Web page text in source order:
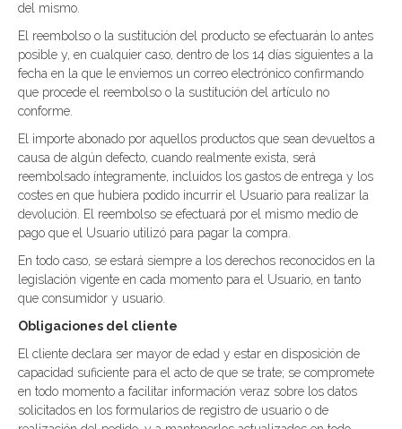
del mismo.
El reembolso o la sustitución del producto se efectuarán lo antes
posible y, en cualquier caso, dentro de los 14 días siguientes a la
fecha en la que le enviemos un correo electrónico confirmando
que procede el reembolso o la sustitución del artículo no
conforme.
El importe abonado por aquellos productos que sean devueltos a
causa de algún defecto, cuando realmente exista, será
reembolsado íntegramente, incluidos los gastos de entrega y los
costes en que hubiera podido incurrir el Usuario para realizar la
devolución. El reembolso se efectuará por el mismo medio de
pago que el Usuario utilizó para pagar la compra.
En todo caso, se estará siempre a los derechos reconocidos en la
legislación vigente en cada momento para el Usuario, en tanto
que consumidor y usuario.
Obligaciones del cliente
El cliente declara ser mayor de edad y estar en disposición de
capacidad suficiente para el acto de que se trate; se compromete
en todo momento a facilitar información veraz sobre los datos
solicitados en los formularios de registro de usuario o de